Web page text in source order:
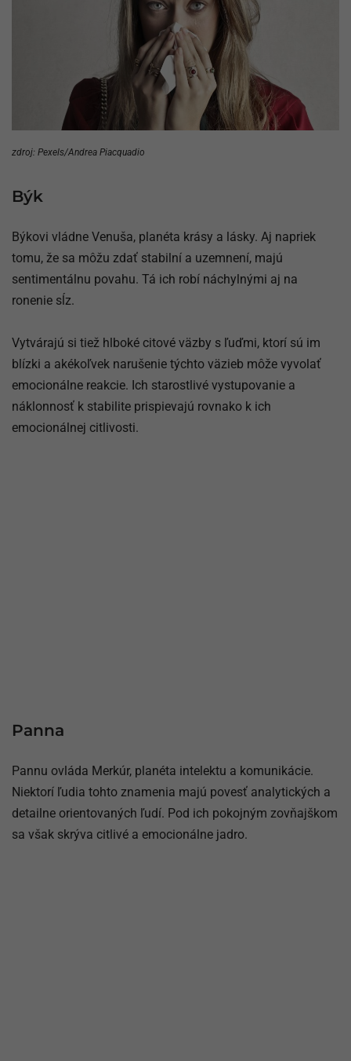
zdroj: Pexels/Andrea Piacquadio
Býk
Býkovi vládne Venuša, planéta krásy a lásky. Aj napriek
tomu, že sa môžu zdať stabilní a uzemnení, majú
sentimentálnu povahu. Tá ich robí náchylnými aj na
ronenie sĺz.
Vytvárajú si tiež hlboké citové väzby s ľuďmi, ktorí sú im
blízki a akékoľvek narušenie týchto väzieb môže vyvolať
emocionálne reakcie. Ich starostlivé vystupovanie a
náklonnosť k stabilite prispievajú rovnako k ich
emocionálnej citlivosti.
Panna
Pannu ovláda Merkúr, planéta intelektu a komunikácie.
Niektorí ľudia tohto znamenia majú povesť analytických a
detailne orientovaných ľudí. Pod ich pokojným zovňajškom
sa však skrýva citlivé a emocionálne jadro.